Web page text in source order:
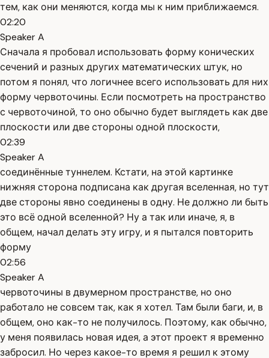
тем, как они меняются, когда мы к ним приближаемся.
02:20
Speaker A
Сначала я пробовал использовать форму конических
сечений и разных других математических штук, но
потом я понял, что логичнее всего использовать для них
форму червоточины. Если посмотреть на пространство
с червоточиной, то оно обычно будет выглядеть как две
плоскости или две стороны одной плоскости,
02:39
Speaker A
соединённые туннелем. Кстати, на этой картинке
нижняя сторона подписана как другая вселенная, но тут
две стороны явно соединены в одну. Не должно ли быть
это всё одной вселенной? Ну а так или иначе, я, в
общем, начал делать эту игру, и я пытался повторить
форму
02:56
Speaker A
червоточины в двумерном пространстве, но оно
работало не совсем так, как я хотел. Там были баги, и, в
общем, оно как-то не получилось. Поэтому, как обычно,
у меня появилась новая идея, а этот проект я временно
забросил. Но через какое-то время я решил к этому